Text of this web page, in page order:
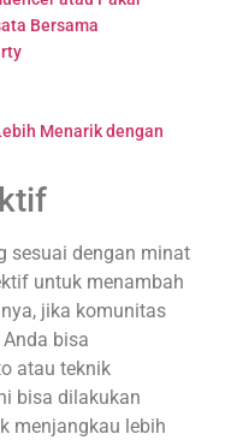
Bersama
Menarik dengan
sesuai dengan minat
untuk menambah
jika komunitas
bisa
atau teknik
bisa dilakukan
menjangkau lebih